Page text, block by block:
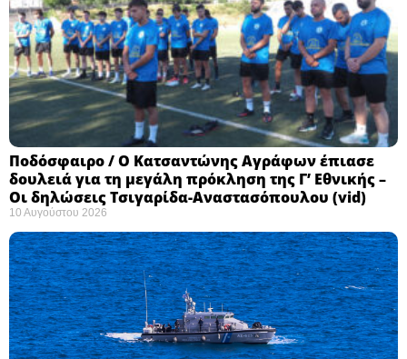
Ποδόσφαιρο / Ο Κατσαντώνης Αγράφων έπιασε
δουλειά για τη μεγάλη πρόκληση της Γ’ Εθνικής –
Οι δηλώσεις Τσιγαρίδα-Αναστασόπουλου (vid)
10 Αυγούστου 2026